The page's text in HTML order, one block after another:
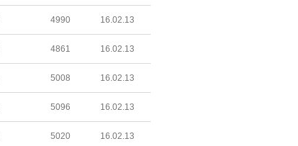
4990 16.02.13
4861 16.02.13
5008 16.02.13
5096 16.02.13
5020 16.02.13